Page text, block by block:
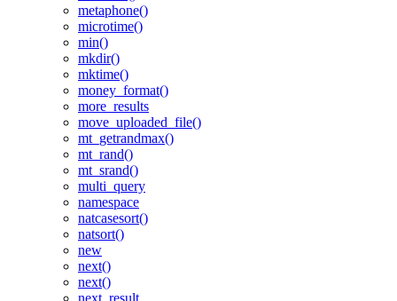
metaphone()
microtime()
min()
mkdir()
mktime()
money_format()
more_results
move_uploaded_file()
mt_getrandmax()
mt_rand()
mt_srand()
multi_query
namespace
natcasesort()
natsort()
new
next()
next()
next_result